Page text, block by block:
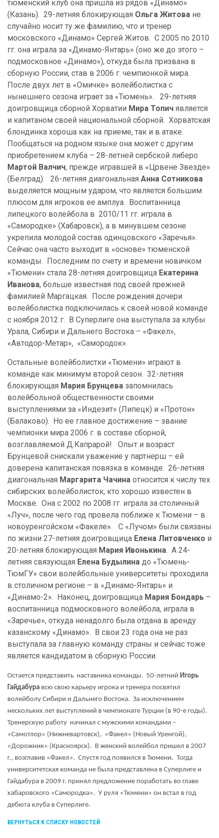
тюменский клуб она пришла из рядов «Динамо»
(Казань). 29-летняя блокирующая Ольга Житова не
случайно носит ту же фамилию, что и тренер
московского «Динамо» Сергей Житов. С 2005 по 2010
гг. она играла за «Динамо-Янтарь» (оно же до этого –
подмосковное «Динамо»), откуда была призвана в
сборную России, став в 2006 г. чемпионкой мира.
После двух лет в «Омичке» волейболистка с
нынешнего сезона играет за «Тюмень». 29-летняя
доигровщица сборной Хорватии Мира Топич является
и капитаном своей национальной сборной. Хорватская
блондинка хороша как на приеме, так и в атаке.
Пообщаться на родном языке она может с другим
приобретением клуба – 28-летней сербской либеро
Мартой Валчич, прежде игравшей в «Црвене Звезде»
(Белград). 26-летняя диагональная Анна Сотникова
выделяется мощным ударом, что является большим
плюсом для игроков ее амплуа. Воспитанница
липецкого волейбола в 2010/11 гг. играла в
«Самородке» (Хабаровск), а в минувшем сезоне
укрепила молодой состав одинцовского «Заречья».
Сейчас она часто выходит в «основе» тюменской
команды. Последним по счету и времени новичком
«Тюмени» стала 28-летняя доигровщица Екатерина
Иванова, больше известная под своей прежней
фамилией Маргацкая. После рождения дочери
волейболистка подключилась к своей новой команде
с ноября 2012 г. В Cуперлиге она выступала за клубы
Урала, Сибири и Дальнего Востока – «Факел»,
«Автодор-Метар», «Самородок».
Остальные волейболистки «Тюмени» играют в
команде как минимум второй сезон. 32-летняя
блокирующая Мария Брунцева запомнилась
волейбольной общественности своими
выступлениями за «Индезит» (Липецк) и «Протон»
(Балаково). Но ее главное достижение – звание
чемпионки мира 2006 г. в составе сборной,
возглавляемой Д.Капрарой! Опыт и возраст
Брунцевой снискали уважение у партнерш – ей
доверена капитанская повязка в команде. 26-летняя
диагональная Маргарита Чачина относится к числу тех
сибирских волейболисток, кто хорошо известен в
Москве. Она с 2002 по 2008 гг. играла за столичный
«Луч», после чего год провела поближе к Тюмени – в
новоуренгойском «Факеле». С «Лучом» были связаны
по жизни 27-летняя доигровщица Елена Литовченко и
20-летняя блокирующая Мария Ивонькина. А 24-
летняя связующая Елена Будылина до «Тюмень-
ТюмГУ» свои волейбольные университеты проходила
в столичном регионе – в «Динамо-Янтарь» и
«Динамо-2». Наконец, доигровщица Мария Бондарь –
воспитанница подмосковного волейбола, играла в
«Заречье», откуда ненадолго была отдана в аренду
казанскому «Динамо». В свои 23 года она не раз
выступала за главную команду страны и сейчас тоже
является кандидатом в сборную России.
Остается представить наставника команды. 50-летний Игорь
Гайдабура всю свою карьеру игрока и тренера посвятил
волейболу Сибири и Дальнего Востока. За исключением
нескольких лет выступлений в чемпионате Турции (в 90-е годы).
Тренерскую работу начинал с мужскими командами –
«Самотлор» (Нижневартовск), «Факел» (Новый Уренгой),
«Дорожник» (Красноярск). В женский волейбол пришел в 2007
г., возглавив «Факел». Спустя год появился в Тюмени. Тогда
университетская команда не была представлена в Cуперлиге и
Гайдабура в 2009 г. принял предложение поработать во главе
хабаровского «Самородка». У руля «Тюмени» он встал в год
дебюта клуба в Cуперлиге.
ВЕРНУТЬСЯ К СПИСКУ НОВОСТЕЙ